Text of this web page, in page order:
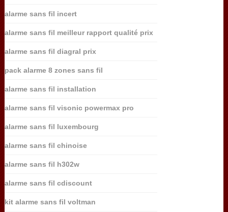
alarme sans fil incert
alarme sans fil meilleur rapport qualité prix
alarme sans fil diagral prix
pack alarme 8 zones sans fil
alarme sans fil installation
alarme sans fil visonic powermax pro
alarme sans fil luxembourg
alarme sans fil chinoise
alarme sans fil h302w
alarme sans fil cdiscount
kit alarme sans fil voltman